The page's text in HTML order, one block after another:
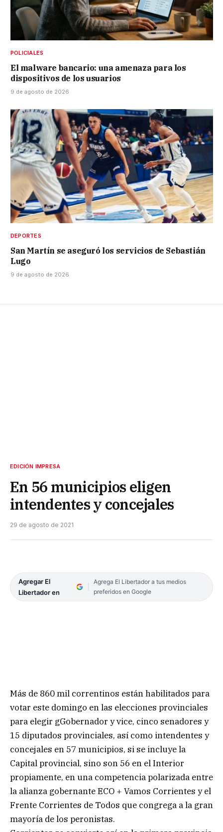
POLICIALES
El malware bancario: una amenaza para los
dispositivos de los usuarios
9 de agosto de 2026
DEPORTES
San Martín se aseguró los servicios de Sebastián
Lugo
9 de agosto de 2026
EDICIÓN IMPRESA
En 56 municipios eligen
intendentes y concejales
29 de agosto de 2021
Agregar El
Libertador en
Agrega El Libertador a tus medios
preferidos en Google
Más de 860 mil correntinos están habilitados para
votar este domingo en las elecciones provinciales
para elegir gGobernador y vice, cinco senadores y
15 diputados provinciales, así como intendentes y
concejales en 57 municipios, si se incluye la
Capital provincial, sino son 56 en el Interior
propiamente, en una competencia polarizada entre
la alianza gobernante ECO + Vamos Corrientes y el
Frente Corrientes de Todos que congrega a la gran
mayoría de los peronistas.